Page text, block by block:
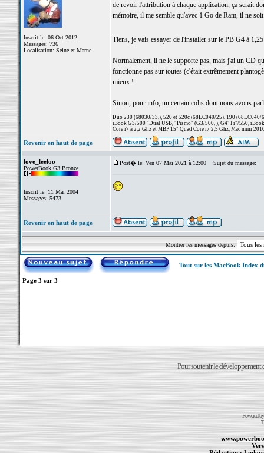
Inscrit le: 06 Oct 2012
Messages: 736
Localisation: Seine et Marne
de revoir l'attribution à chaque application, ça serait
mémoire, il me semble qu'avec 1 Go de Ram, il ne
Tiens, je vais essayer de l'installer sur le PB G4 à
Normalement, il ne le supporte pas, mais j'ai un CD
fonctionne pas sur toutes (c'était extrêmement
mieux !
Sinon, pour info, un certain colis dont nous avons
Duo 230 (68030/33,), 520 et 520c (68LC040/25), 190 (68LC040/
iBook G3/500 "Dual USB, "Pismo" (G3/500, ), G4"Ti"/550,
Core i7 à 2,2 Ghz et MBP 15" Quad Core i7 2,5 Ghz, Mac mini
Revenir en haut de page
love_leeloo
PowerBook G3 Bronze
Inscrit le: 11 Mar 2004
Messages: 5473
Post� le: Ven 07 Mai 2021 à 12:00 Sujet du message:
Revenir en haut de page
Montrer les messages depuis:
Tout sur les MacBook Index
Page 3 sur 3
Pour soutenir le développement
Powered